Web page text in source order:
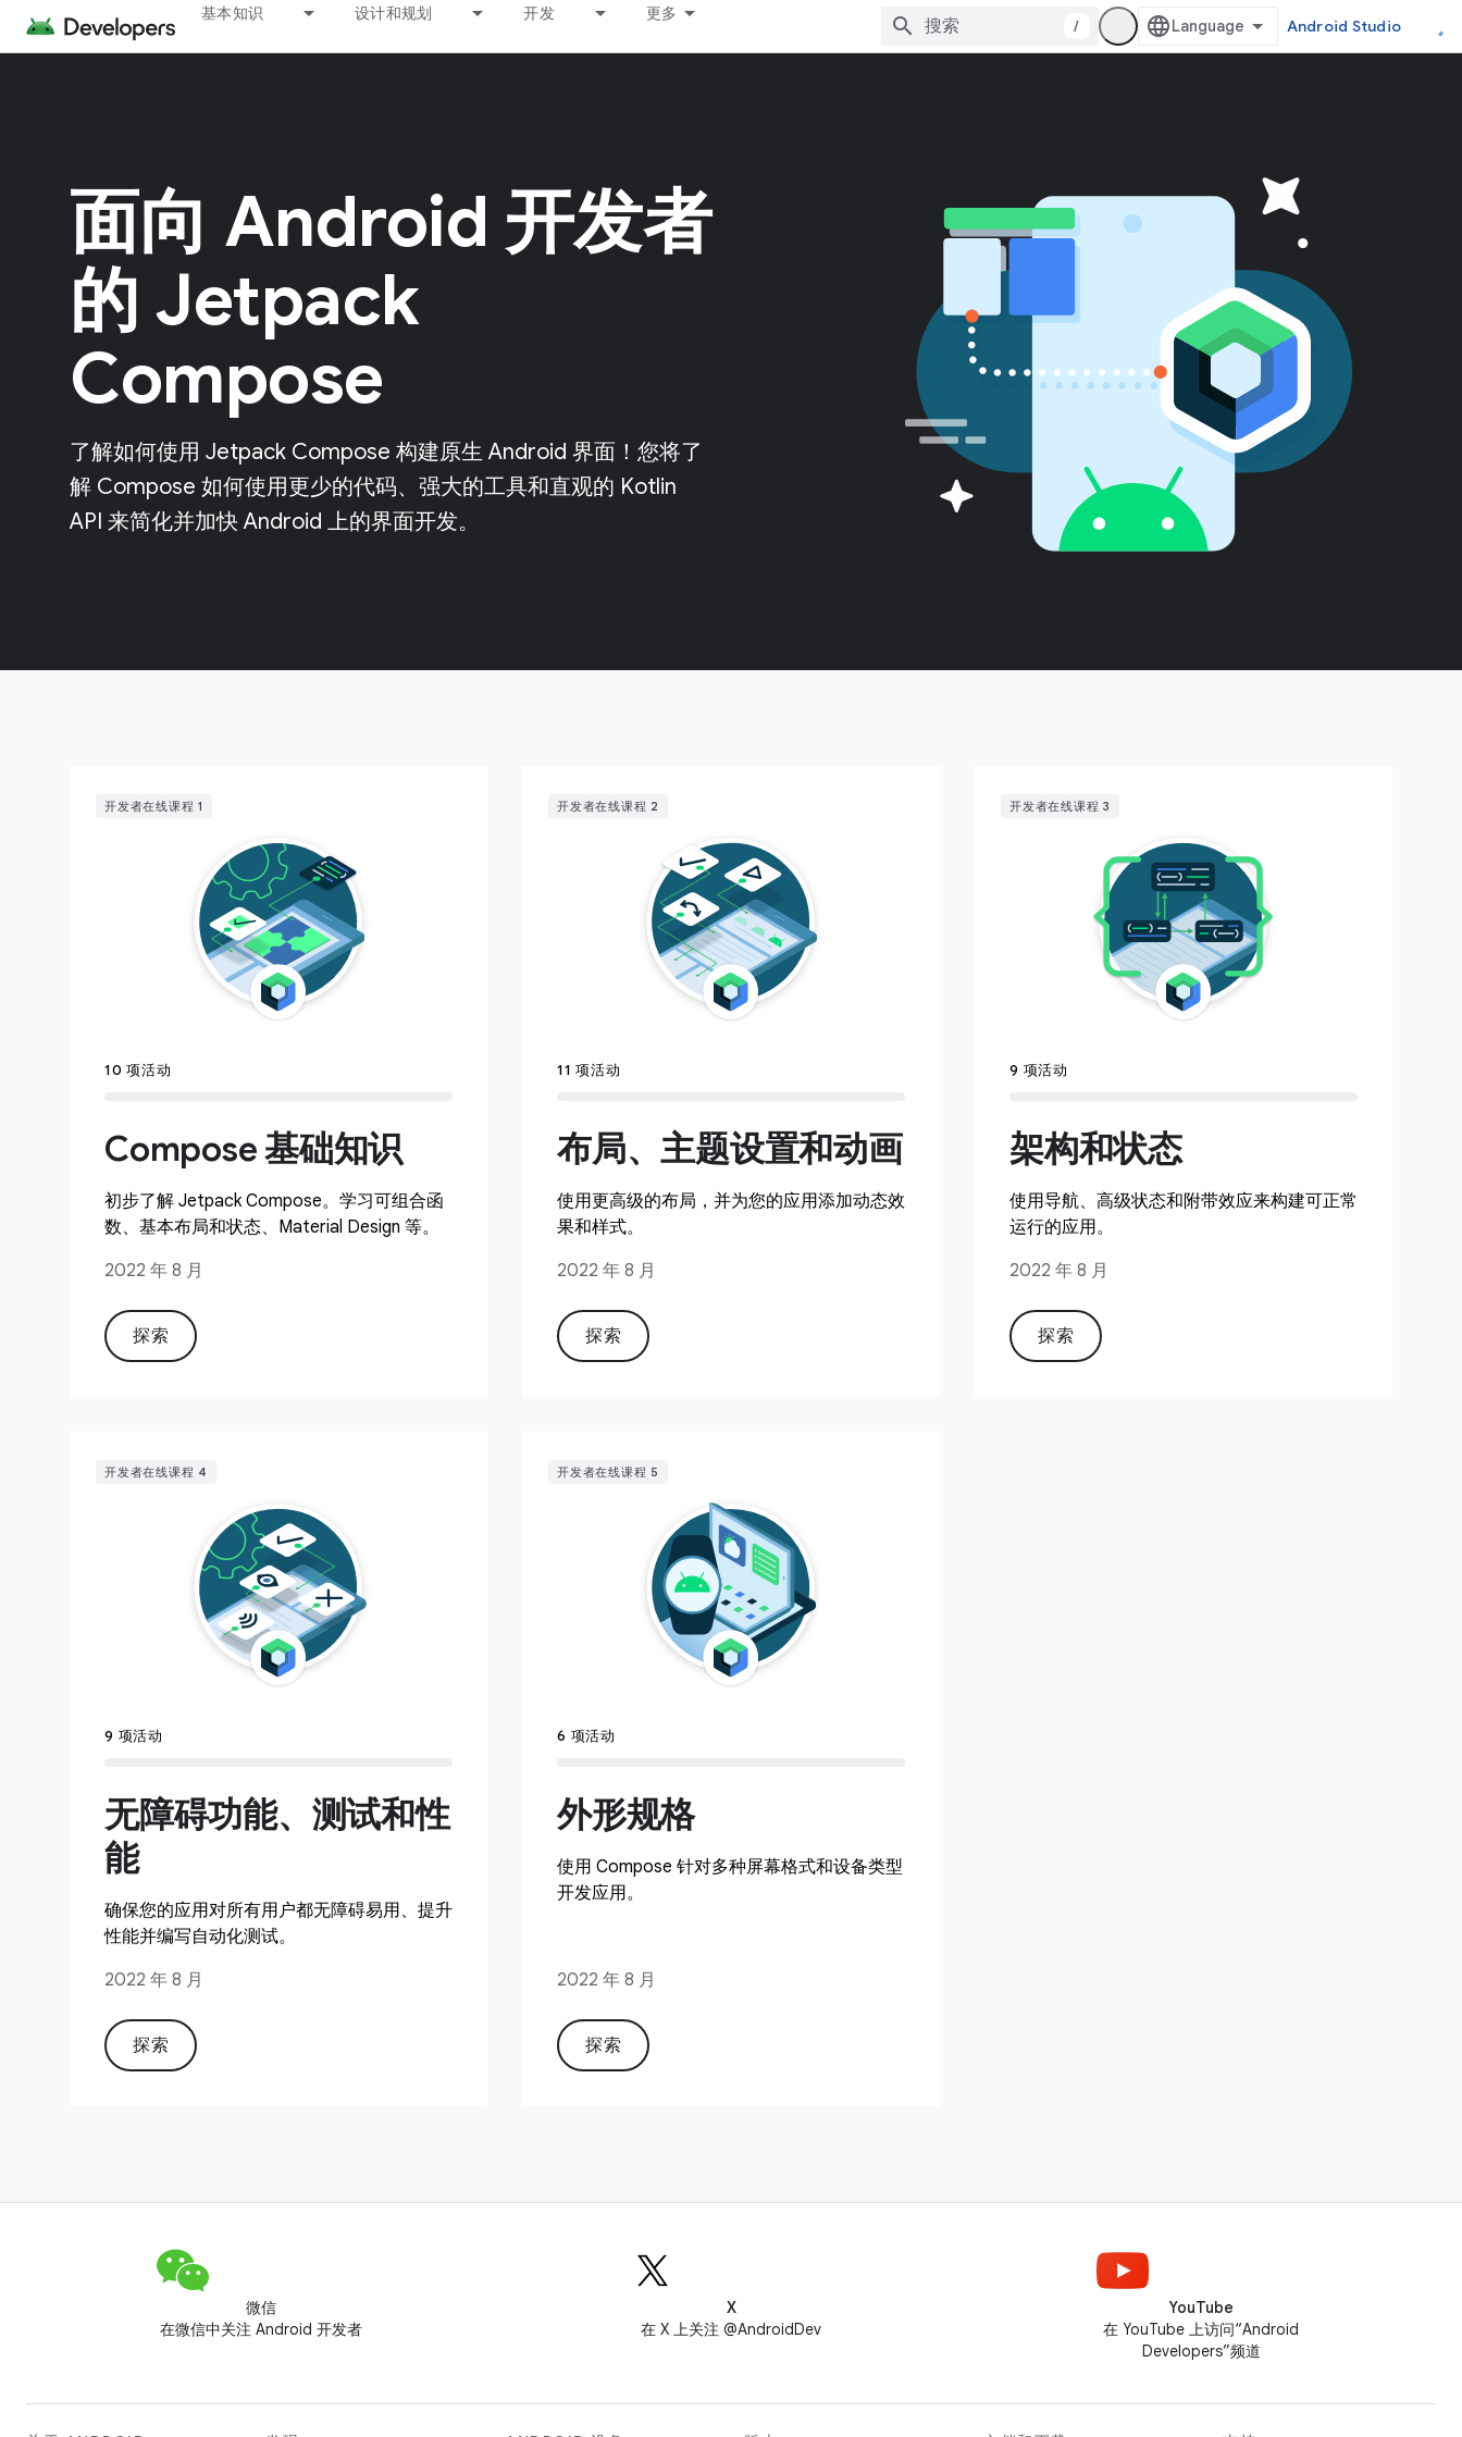
基本知识 设计和规划 开发 更多
/ Android Studio
面向 Android 开发者
的 Jetpack
Compose
了解如何使用 Jetpack Compose 构建原生 Android 界面！您将了
解 Compose 如何使用更少的代码、强大的工具和直观的 Kotlin
API 来简化并加快 Android 上的界面开发。
开发者在线课程 1
10 项活动
Compose 基础知识
初步了解 Jetpack Compose。学习可组合函
数、基本布局和状态、Material Design 等。
2022 年 8 月
探索
开发者在线课程 2
11 项活动
布局、主题设置和动画
使用更高级的布局，并为您的应用添加动态效
果和样式。
2022 年 8 月
探索
开发者在线课程 3
9 项活动
架构和状态
使用导航、高级状态和附带效应来构建可正常
运行的应用。
2022 年 8 月
探索
开发者在线课程 4
9 项活动
无障碍功能、测试和性
能
确保您的应用对所有用户都无障碍易用、提升
性能并编写自动化测试。
2022 年 8 月
探索
开发者在线课程 5
6 项活动
外形规格
使用 Compose 针对多种屏幕格式和设备类型
开发应用。
2022 年 8 月
探索
微信
在微信中关注 Android 开发者
X
在 X 上关注 @AndroidDev
YouTube
在 YouTube 上访问“Android
Developers”频道